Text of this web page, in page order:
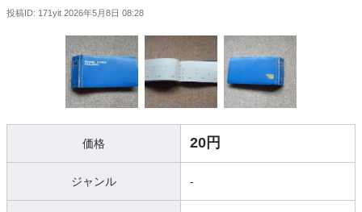
投稿ID: 171yit 2026年5月8日 08:28
価格 20円
ジャンル -